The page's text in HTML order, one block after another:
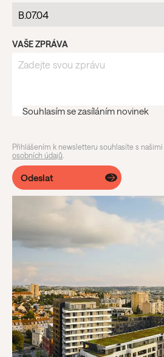
VAŠE ZPRÁVA
Souhlasím se zasíláním novinek
Přihlášením k newsletteru souhlasíte s našimi
osobních údajů
Odeslat